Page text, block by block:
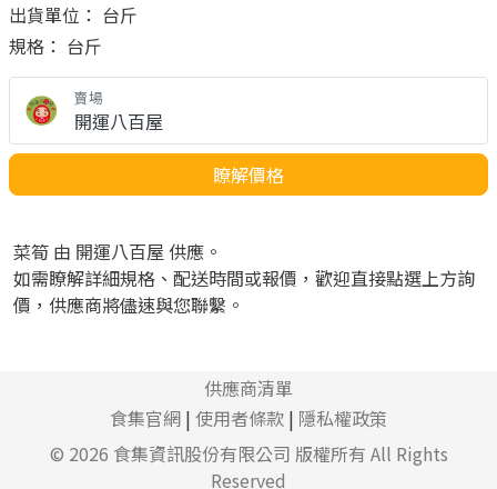
出貨單位： 台斤
規格： 台斤
賣場
開運八百屋
瞭解價格
菜筍 由 開運八百屋 供應。
如需瞭解詳細規格、配送時間或報價，歡迎直接點選上方詢
價，供應商將儘速與您聯繫。
供應商清單
食集官網 | 使用者條款 | 隱私權政策
© 2026 食集資訊股份有限公司 版權所有 All Rights
Reserved